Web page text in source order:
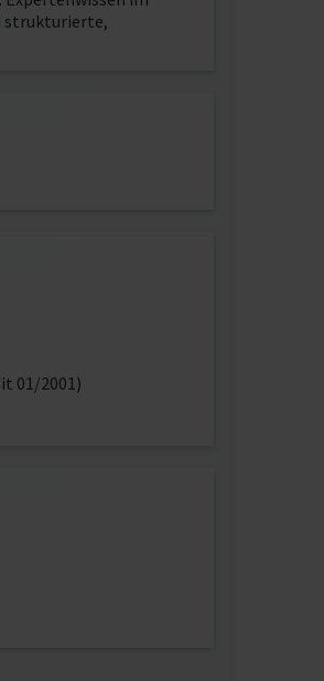
strukturierte,
01/2001)